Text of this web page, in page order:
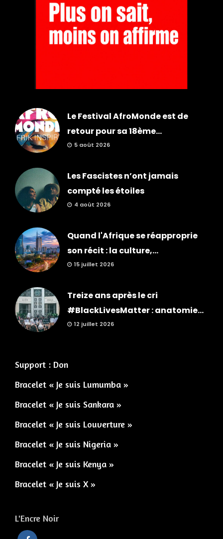
Le Festival AfroMonde est de
retour pour sa 18ème...
5 août 2026
Les Fascistes n’ont jamais
compté les étoiles
4 août 2026
Quand l'Afrique se réapproprie
son récit : la culture,...
15 juillet 2026
Treize ans après le cri
#BlackLivesMatter : anatomie...
12 juillet 2026
Support : Don
Bracelet « Je suis Lumumba »
Bracelet « Je suis Sankara »
Bracelet « Je suis Louverture »
Bracelet « Je suis Nigeria »
Bracelet « Je suis Kenya »
Bracelet « Je suis X »
L'Encre Noir